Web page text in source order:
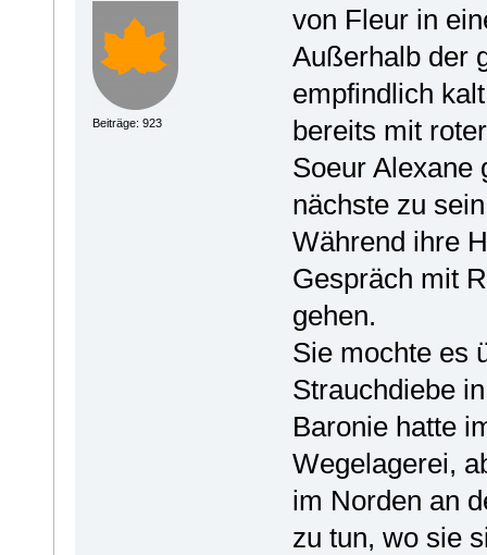
Beiträge: 923
von Fleur in
Außerhalb der
empfindlich
bereits mit
Soeur Alexane
nächste zu
Während ihre
Gespräch mit
gehen.
Sie mochte es
Strauchdiebe
Baronie hatte
Wegelagerei,
im Norden an
zu tun, wo sie